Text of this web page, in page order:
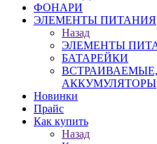
ФОНАРИ
ЭЛЕМЕНТЫ ПИТАНИЯ
Назад
ЭЛЕМЕНТЫ
БАТАРЕЙКИ
АККУМУЛЯТОРЫ
Новинки
Прайс
Как купить
Назад